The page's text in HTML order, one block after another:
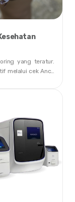
yang teratur.
melalui cek Anco